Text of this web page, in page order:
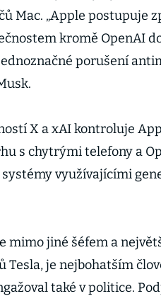
Mac. „Apple postupuje
kromě OpenAI
porušení
X a xAI kontroluje
s chytrými telefony a
využívajícími
mimo jiné šéfem a
Tesla, je nejbohatším
také v politice.